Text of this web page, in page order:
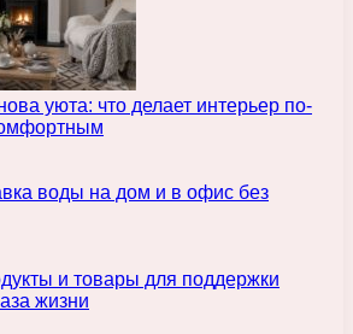
уюта: что делает интерьер по-
воды на дом и в офис без
и товары для поддержки
жизни